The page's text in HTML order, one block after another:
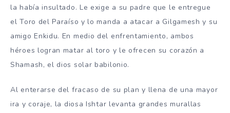
la había insultado. Le exige a su padre que le entregue
el Toro del Paraíso y lo manda a atacar a Gilgamesh y su
amigo Enkidu. En medio del enfrentamiento, ambos
héroes logran matar al toro y le ofrecen su corazón a
Shamash, el dios solar babilonio.
Al enterarse del fracaso de su plan y llena de una mayor
ira y coraje, la diosa Ishtar levanta grandes murallas